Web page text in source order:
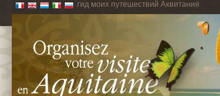
гид моих путешествий Аквитания